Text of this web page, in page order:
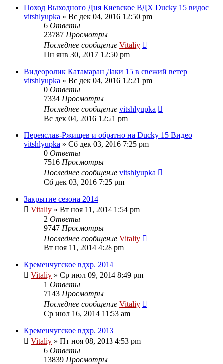
Поход Выходного Дня Киевское ВДХ Ducky 15 видос
vitshlyupka » Вс дек 04, 2016 12:50 pm
6 Ответы
23787 Просмотры
Последнее сообщение Vitaliy
Пн янв 30, 2017 12:50 pm
Видеоролик Катамаран Даки 15 в свежий ветер
vitshlyupka » Вс дек 04, 2016 12:21 pm
0 Ответы
7334 Просмотры
Последнее сообщение vitshlyupka
Вс дек 04, 2016 12:21 pm
Переяслав-Ржищев и обратно на Ducky 15 Видео
vitshlyupka » Сб дек 03, 2016 7:25 pm
0 Ответы
7516 Просмотры
Последнее сообщение vitshlyupka
Сб дек 03, 2016 7:25 pm
Закрытие сезона 2014
Vitaliy » Вт ноя 11, 2014 1:54 pm
2 Ответы
9747 Просмотры
Последнее сообщение Vitaliy
Вт ноя 11, 2014 4:28 pm
Кременчугское вдхр. 2014
Vitaliy » Ср июл 09, 2014 8:49 pm
1 Ответы
7143 Просмотры
Последнее сообщение Vitaliy
Ср июл 16, 2014 11:53 am
Кременчугское вдхр. 2013
Vitaliy » Пт ноя 08, 2013 4:53 pm
6 Ответы
13839 Просмотры